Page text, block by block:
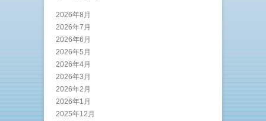
2026年8月
2026年7月
2026年6月
2026年5月
2026年4月
2026年3月
2026年2月
2026年1月
2025年12月